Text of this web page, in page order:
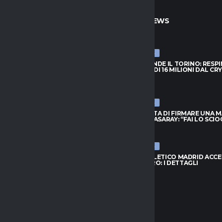
ULTIME NEWS
ULTIME NEWS
NJIE SI PRENDE IL TORINO:
L’OFFERTA DI 16 MILIONI DAL
ULTIME NEWS
LEAO RIFIUTA DI FIRMARE UNA
DEL GALATASARAY: “FAI LO
ULTIME NEWS
INTER, L’ATLETICO MADRID
PER ROMERO: I DETTAGLI